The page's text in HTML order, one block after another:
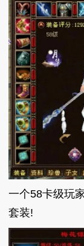
一个58卡级玩
套装!